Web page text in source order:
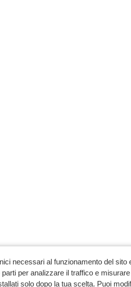
necessari al funzionamento del
per analizzare il traffico e
solo dopo la tua scelta. Puoi